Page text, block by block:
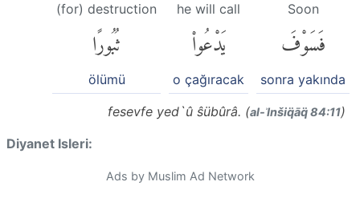
Soon
فَسَوْفَ
sonra yakında
he will call
يَدْعُوا۟
o çağıracak
(for) destruction
ثُبُورًا
ölümü
fesevfe yed`û ŝübûrâ. (al-ʾInšiq̈āq̈ 84:11)
Diyanet Isleri:
Ads by Muslim Ad Network